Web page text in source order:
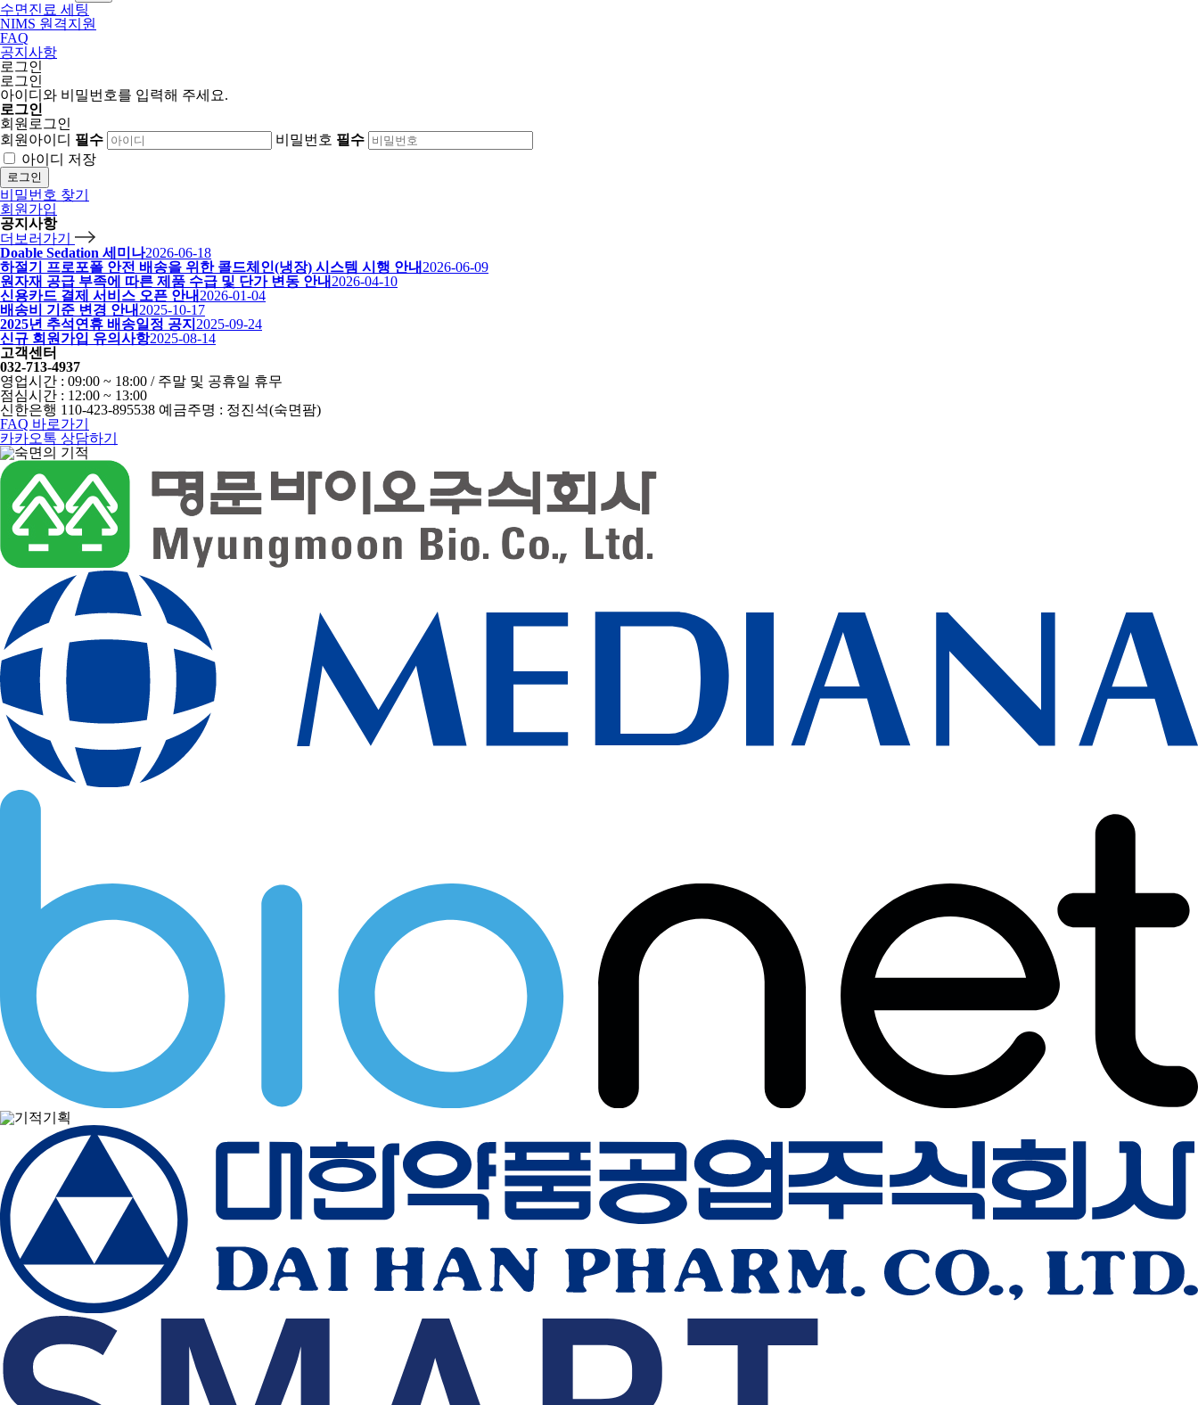
수면진료 세팅
NIMS 원격지원
FAQ
공지사항
로그인
로그인
아이디와 비밀번호를 입력해 주세요.
로그인
회원로그인
회원아이디 필수 비밀번호 필수
아이디 저장
로그인
비밀번호 찾기
회원가입
공지사항
더보러가기
Doable Sedation 세미나2026-06-18
하절기 프로포폴 안전 배송을 위한 콜드체인(냉장) 시스템 시행 안내 2026-06-09
원자재 공급 부족에 따른 제품 수급 및 단가 변동 안내 2026-04-10
신용카드 결제 서비스 오픈 안내 2026-01-04
배송비 기준 변경 안내 2025-10-17
2025년 추석연휴 배송일정 공지 2025-09-24
신규 회원가입 유의사항2025-08-14
고객센터
032-713-4937
영업시간 : 09:00 ~ 18:00 / 주말 및 공휴일 휴무
점심시간 : 12:00 ~ 13:00
신한은행 110-423-895538 예금주명 : 정진석(숙면팜)
FAQ 바로가기
카카오톡 상담하기